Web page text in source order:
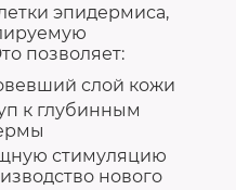
эпидермиса,
позволяет:
слой кожи
к глубинным
стимуляцию
нового